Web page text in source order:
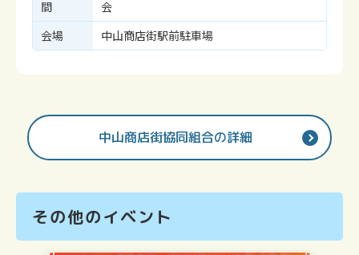
間
会
会場
中山商店街駅前駐車場
中山商店街協同組合の詳細
その他のイベント